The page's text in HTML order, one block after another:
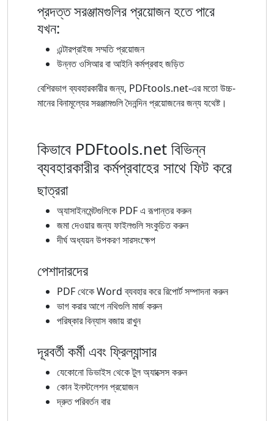
প্রদত্ত সরঞ্জামগুলির প্রয়োজন হতে পারে
যখন:
এন্টারপ্রাইজ সম্মতি প্রয়োজন
উন্নত ওসিআর বা আইনি কর্মপ্রবাহ জড়িত
বেশিরভাগ ব্যবহারকারীর জন্য, PDFtools.net-এর মতো উচ্চ-
মানের বিনামূল্যের সরঞ্জামগুলি দৈনন্দিন প্রয়োজনের জন্য যথেষ্ট।
কিভাবে PDFtools.net বিভিন্ন
ব্যবহারকারীর কর্মপ্রবাহের সাথে ফিট করে
ছাত্ররা
অ্যাসাইনমেন্টগুলিকে PDF এ রূপান্তর করুন
জমা দেওয়ার জন্য ফাইলগুলি সংকুচিত করুন
দীর্ঘ অধ্যয়ন উপকরণ সারসংক্ষেপ
পেশাদারদের
PDF থেকে Word ব্যবহার করে রিপোর্ট সম্পাদনা করুন
ভাগ করার আগে নথিগুলি মার্জ করুন
পরিষ্কার বিন্যাস বজায় রাখুন
দূরবর্তী কর্মী এবং ফ্রিল্যান্সার
যেকোনো ডিভাইস থেকে টুল অ্যাক্সেস করুন
কোন ইনস্টলেশন প্রয়োজন
দ্রুত পরিবর্তন বার